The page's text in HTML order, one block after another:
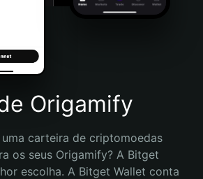
Origamify
carteira de criptomoedas
os seus Origamify? A Bitget
escolha. A Bitget Wallet conta